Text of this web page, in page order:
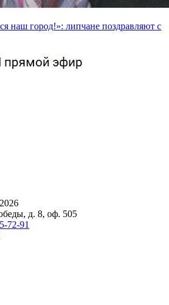
наш город!»: липчане поздравляют с
д. 8, оф. 505
72-91